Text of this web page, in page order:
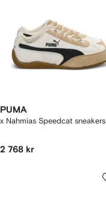
PUMA
x Nahmias Speedcat sneakers
2 768 kr